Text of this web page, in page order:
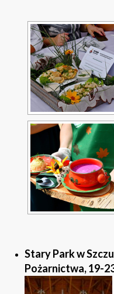
Stary Park w
Pożarnictwa, 19-